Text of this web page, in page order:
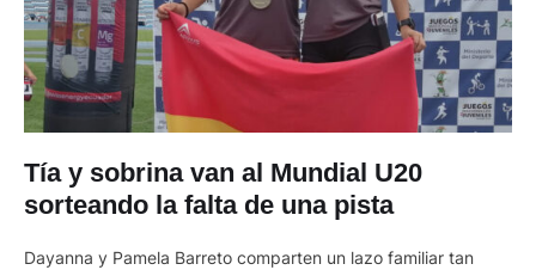
Tía y sobrina van al Mundial U20
sorteando la falta de una pista
Dayanna y Pamela Barreto comparten un lazo familiar tan